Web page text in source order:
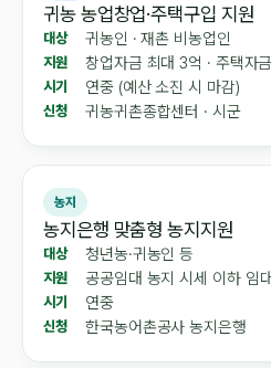
귀농 농업창업·주택구입 지원
대상 귀농인 · 재촌 비농업인
지원 창업자금 최대 3억 · 주택자
시기 연중 (예산 소진 시 마감)
신청 귀농귀촌종합센터 · 시군
농지
농지은행 맞춤형 농지지원
대상 청년농·귀농인 등
지원 공공임대 농지 시세 이하 임
시기 연중
신청 한국농어촌공사 농지은행